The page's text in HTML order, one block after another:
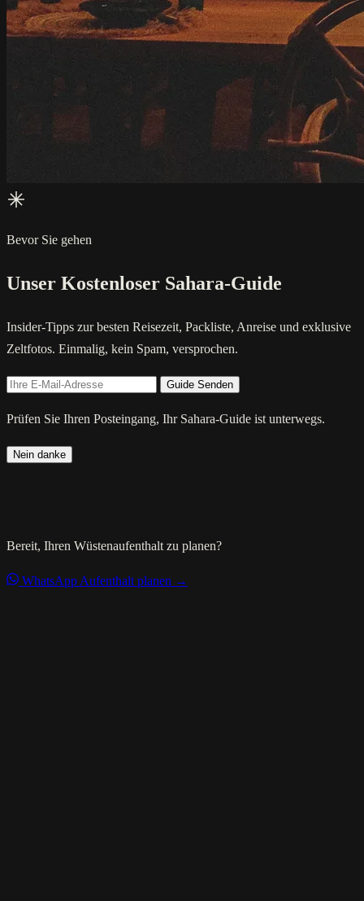
Bevor Sie gehen
Unser Kostenloser Sahara-Guide
Insider-Tipps zur besten Reisezeit, Packliste, Anreise und exklusive
Zeltfotos. Einmalig, kein Spam, versprochen.
Guide Senden
Prüfen Sie Ihren Posteingang, Ihr Sahara-Guide ist unterwegs.
Nein danke
Bereit, Ihren Wüstenaufenthalt zu planen?
WhatsApp Aufenthalt planen →